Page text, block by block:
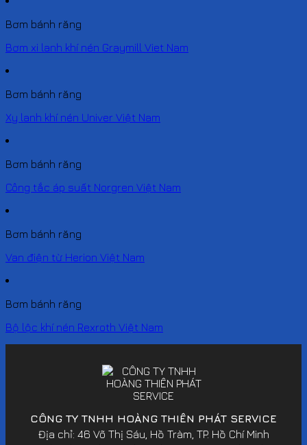
Bơm bánh răng
Bơm xi lanh khí nén Graymill Viet Nam
Bơm bánh răng
Xy lanh khí nén Univer Việt Nam
Bơm bánh răng
Công tắc áp suất Norgren Việt Nam
Bơm bánh răng
Van điện từ Herion Việt Nam
Bơm bánh răng
Bộ lộc khí nén Rexroth Việt Nam
CÔNG TY TNHH HOÀNG THIÊN PHÁT SERVICE
Địa chỉ: 46 Võ Thị Sáu, Hồ Tràm, TP. Hồ Chí Minh